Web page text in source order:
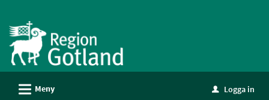
till
tjänster
-
Gotland
L Meny u Logga in